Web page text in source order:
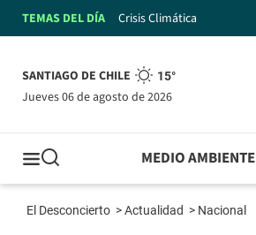
TEMAS DEL DÍA Crisis Climática
SANTIAGO DE CHILE 15°
jueves 06 de agosto de 2026
MEDIO AMBIENTE
El Desconcierto >Actualidad > Nacional